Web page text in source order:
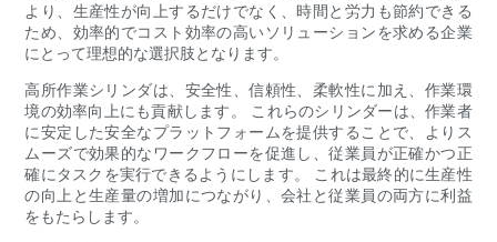
より、生産性が向上するだけでなく、時間と労力も節約できる
ため、効率的でコスト効率の高いソリューションを求める企業
にとって理想的な選択肢となります。
高所作業シリンダは、安全性、信頼性、柔軟性に加え、作業環
境の効率向上にも貢献します。 これらのシリンダーは、作業者
に安定した安全なプラットフォームを提供することで、よりス
ムーズで効果的なワークフローを促進し、従業員が正確かつ正
確にタスクを実行できるようにします。 これは最終的に生産性
の向上と生産量の増加につながり、会社と従業員の両方に利益
をもたらします。